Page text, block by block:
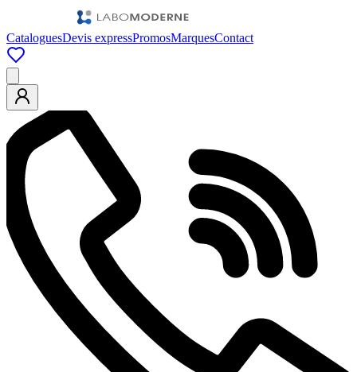
CataloguesDevis expressPromosMarquesContact